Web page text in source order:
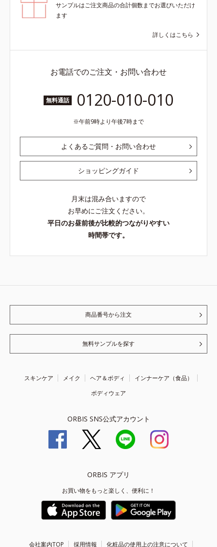
サンプルはご注文商品の合計個数までお選びいただけ
ます
詳しくはこちら
お電話でのご注文・お問い合わせ
無料通話 0120-010-010
午前9時より午後7時まで
よくあるご質問・お問い合わせ
ショッピングガイド
月末は混み合いますので
お早めにご注文ください。
平日のお昼前後が比較的つながりやすい
時間帯です。
商品番号から注文
無料サンプルを探す
スキンケア メイク ヘア＆ボディ
インナーケア（食品）
ボディウェア
ORBIS SNS公式アカウント
ORBIS アプリ
お買い物をもっと楽しく、便利に！
会社案内TOP 採用情報 化粧品の使用上の注意について